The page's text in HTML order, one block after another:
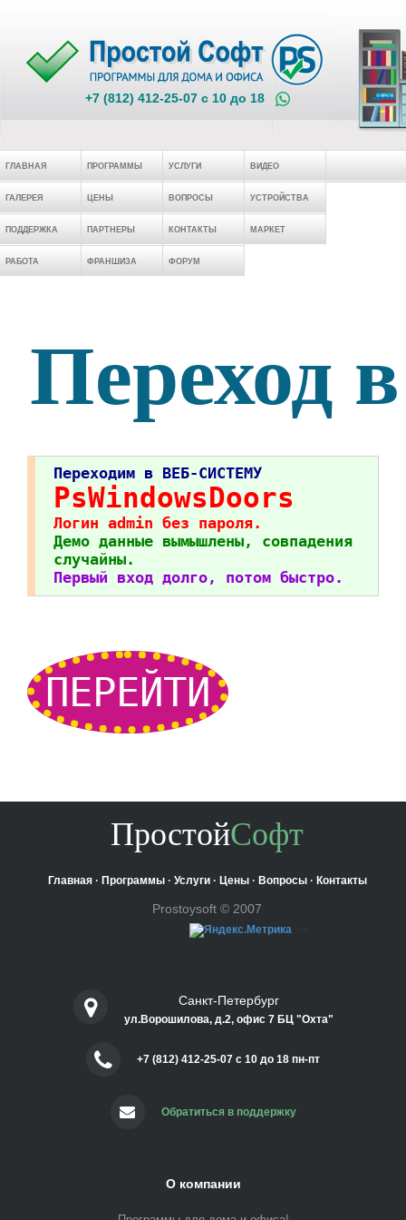
+7 (812) 412-25-07 c 10 до 18
ГЛАВНАЯ ПРОГРАММЫ УСЛУГИ ВИДЕО
ГАЛЕРЕЯ ЦЕНЫ ВОПРОСЫ УСТРОЙСТВА
ПОДДЕРЖКА ПАРТНЕРЫ КОНТАКТЫ МАРКЕТ
РАБОТА ФРАНШИЗА ФОРУМ
Переход
Переходим в ВЕБ-СИСТЕМУ
PsWindowsDoors
Логин admin без пароля.
Демо данные вымышлены, совпадения
случайны.
Первый вход долго, потом быстро.
ПЕРЕЙТИ
ПростойСофт
Главная· Программы· Услуги· Цены· Вопросы· Контакты
Prostoysoft © 2007
Санкт-Петербург
ул.Ворошилова, д.2, офис 7 БЦ "Охта"
+7 (812) 412-25-07 c 10 до 18 пн-пт
Обратиться в поддержку
О компании